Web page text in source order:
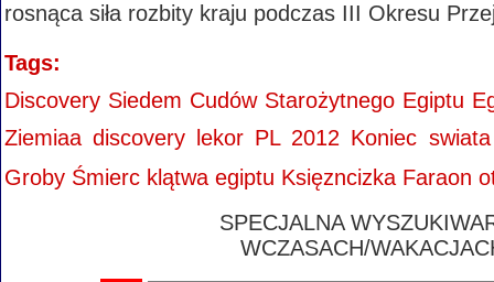
rosnąca siła rozbity kraju podczas III Okresu
Tags:
Discovery Siedem Cudów Starożytnego Egiptu
Ziemiaa discovery lekor PL 2012 Koniec
Groby Śmierc klątwa egiptu Księzncizka Faraon
SPECJALNA
WCZASACH/